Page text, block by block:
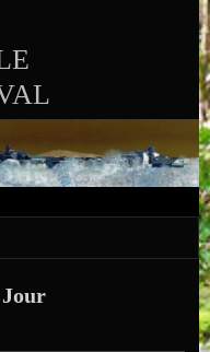
to VISITS_COUNTER_WIDGET